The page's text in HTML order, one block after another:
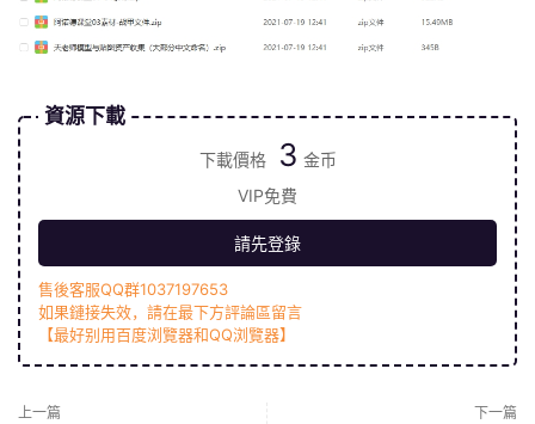
資源下載
下載價格 3 金币
VIP免費
請先登錄
售後客服QQ群1037197653
如果鏈接失效，請在最下方評論區留言
【最好别用百度浏覽器和QQ浏覽器】
上一篇 下一篇